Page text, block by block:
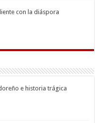
con la diáspora
e historia trágica